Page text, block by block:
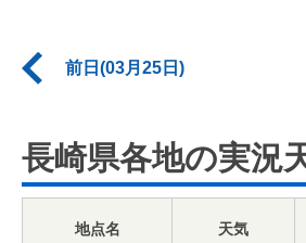
前日(03月25日)
長崎県各地の実況
地点名 天気